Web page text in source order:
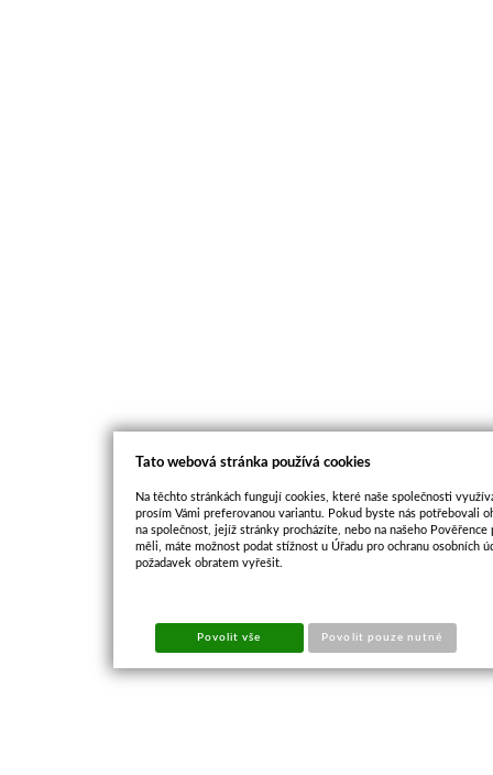
Tato webová stránka používá cookies
Na těchto stránkách fungují cookies, které naše společnosti
prosím Vámi preferovanou variantu. Pokud byste nás potřebovali
na společnost, jejíž stránky procházíte, nebo na našeho
měli, máte možnost podat stížnost u Úřadu pro ochranu osobních
požadavek obratem vyřešit.
Povolit vše Povolit pouze nutné